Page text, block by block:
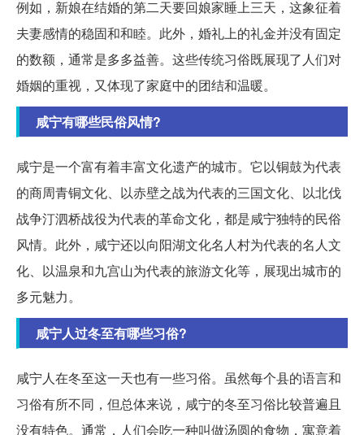
例如，新娘在结婚的第二天要回娘家睡上三天，这象征着
夫妻感情的稳固和和睦。此外，婚礼上的礼金并没有固定
的数额，通常是多多益善。这些传统习俗既展现了人们对
婚姻的重视，又体现了家庭中的团结和温暖。
咸宁有哪些民俗风情?
咸宁是一个富有着丰富文化遗产的城市。它以铜鼓为代表
的商周青铜文化、以赤壁之战为代表的三国文化、以北伐
战争汀泗桥战役为代表的革命文化，都是咸宁独特的民俗
风情。此外，咸宁还以向阳湖文化名人村为代表的名人文
化、以温泉和九宫山为代表的旅游文化等，展现出城市的
多元魅力。
咸宁人过冬至有哪些习俗?
咸宁人在冬至这一天也有一些习俗。虽然每个县的语言和
习俗有所不同，但总体来说，咸宁的冬至习俗比较普遍且
没有特色。通常，人们会吃一种叫做汤圆的食物，寓意着